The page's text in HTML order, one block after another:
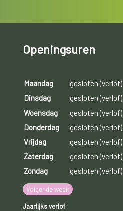
Openingsuren
Maandag
gesloten (verlof)
Dinsdag
gesloten (verlof)
Woensdag
gesloten (verlof)
Donderdag
gesloten (verlof)
Vrijdag
gesloten (verlof)
Zaterdag
gesloten (verlof)
Zondag
gesloten (verlof)
Volgende week
Jaarlijks verlof